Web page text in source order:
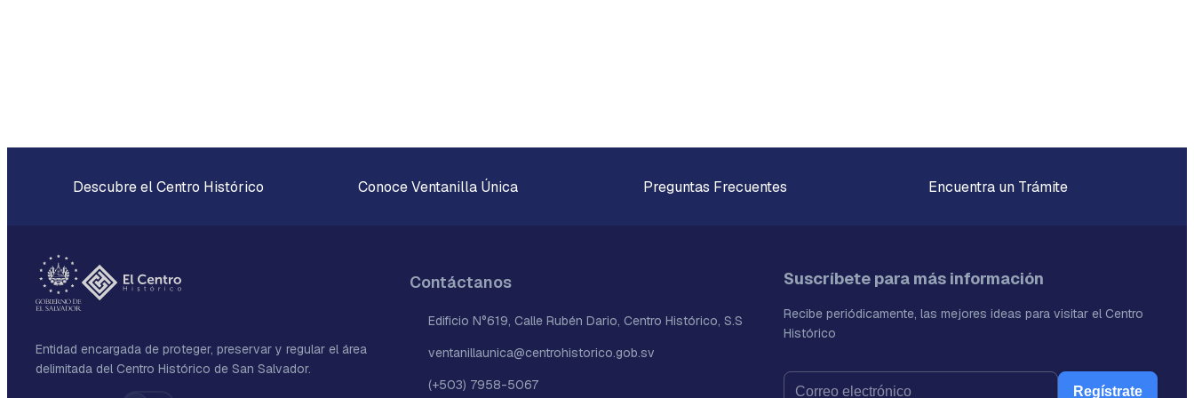
Descubre el Centro Histórico Conoce Ventanilla Única Preguntas Frecuentes Encuentra un Trámite
Entidad encargada de proteger, preservar y regular el área
delimitada del Centro Histórico de San Salvador.
Contáctanos
Edificio N°619, Calle Rubén Dario, Centro Histórico, S.S
ventanillaunica@centrohistorico.gob.sv
(+503) 7958-5067
Suscríbete para más información
Recibe periódicamente, las mejores ideas para visitar el Centro
Histórico
Regístrate